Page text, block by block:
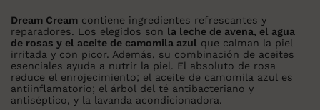
Dream Cream contiene ingredientes refrescantes y
reparadores. Los elegidos son la leche de avena, el agua
de rosas y el aceite de camomila azul que calman la piel
irritada y con picor. Además, su combinación de aceites
esenciales ayuda a nutrir la piel. El absoluto de rosa
reduce el enrojecimiento; el aceite de camomila azul es
antiinflamatorio; el árbol del té antibacteriano y
antiséptico, y la lavanda acondicionadora.